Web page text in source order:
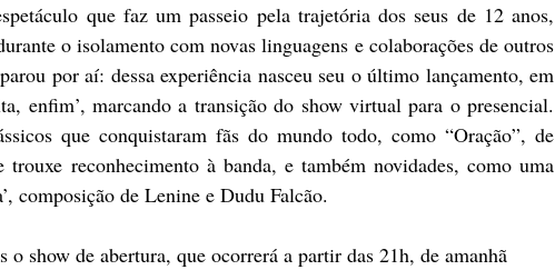
que faz um passeio pela trajetória dos seus de 12 anos,
o isolamento com novas linguagens e colaborações de outros
por aí: dessa experiência nasceu seu o último lançamento, em
enfim’, marcando a transição do show virtual para o presencial.
que conquistaram fãs do mundo todo, como “Oração”, de
reconhecimento à banda, e também novidades, como uma
composição de Lenine e Dudu Falcão.
o show de abertura, que ocorrerá a partir das 21h, de amanhã